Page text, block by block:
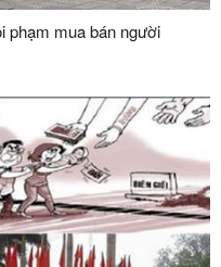
phạm mua bán người